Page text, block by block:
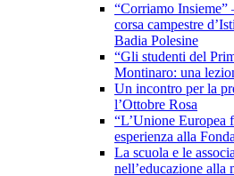
“Corriamo Insieme”
corsa campestre
Badia Polesine
“Gli studenti del
Montinaro: una
Un incontro per la
l’Ottobre Rosa
“L’Unione Europea
esperienza alla
La scuola e le
nell’educazione alla